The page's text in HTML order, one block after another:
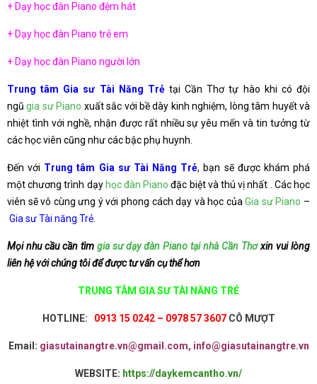
+ Dạy học đàn Piano đệm hát
+ Dạy học đàn Piano trẻ em
+ Dạy học đàn Piano người lớn
Trung tâm Gia sư Tài Năng Trẻtại Cần Thơ tự hào khi có đội
ngũgia sư Piano xuất sắc với bề dày kinh nghiệm, lòng tâm huyết và
nhiệt tình với nghề, nhận được rất nhiều sự yêu mến và tin tưởng từ
các học viên cũng như các bậc phụ huynh.
Đến với Trung tâm Gia sư Tài Năng Trẻ, bạn sẽ được khám phá
một chương trình dạy học đàn Piano đặc biệt và thú vị nhất . Các học
viên sẽ vô cùng ưng ý với phong cách dạy và học củaGia sư Piano –
Gia sư Tài năng Trẻ
Mọi nhu cầu cần tìm gia sư dạy đàn Piano tại nhà Cần Thơxin vui lòng
liên hệ với chúng tôi để được tư vấn cụ thể hơn
TRUNG TÂM GIA SƯ TÀI NĂNG TRẺ
HOTLINE: 0913 15 0242 – 0978 57 3607 CÔ MƯỢT
Email: giasutainangtre.vn@gmail.com, info@giasutainangtre.vn
WEBSITE: https://daykemcantho.vn/